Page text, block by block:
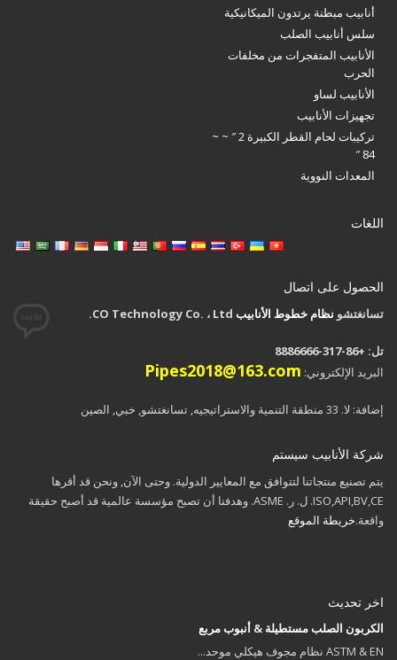
أنابيب مبطنة يرتدون الميكانيكية
سلس أنابيب الصلب
الأنابيب المتفجرات من مخلفات
الحرب
الأنابيب لساو
تجهيزات الأنابيب
تركيبات لحام القطر الكبيرة 2 ″ ~ ~
84 ″
المعدات النووية
اللغات
الحصول على اتصال
تسانغتشو نظام خطوط الأنابيب
تل: +86-317-8886666
البريد الإلكتروني: Pipes2018@163.com
إضافة: لا. 33 منطقة التنمية والاستراتیجیه, تسانغتشو, خبي, الصين
شركة الأنابيب سيستم
يتم تصنيع منتجاتنا لتتوافق مع المعايير الدولية. وحتى الآن, ونحن قد أقرها
ISO,API,BV,CE. ل. ر. ASME. وهدفنا أن تصبح مؤسسة عالمية قد أصبح حقيقة
واقعة.خريطة الموقع
اخر تحديث
الكربون الصلب مستطيلة & أنبوب مربع
ASTM & EN نظام مجوف هيكلي موحد...